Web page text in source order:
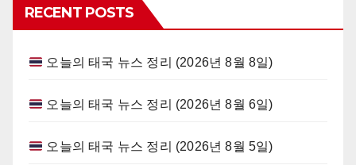
RECENT POSTS
오늘의 태국 뉴스 정리 (2026년 8월 8일)
오늘의 태국 뉴스 정리 (2026년 8월 6일)
오늘의 태국 뉴스 정리 (2026년 8월 5일)